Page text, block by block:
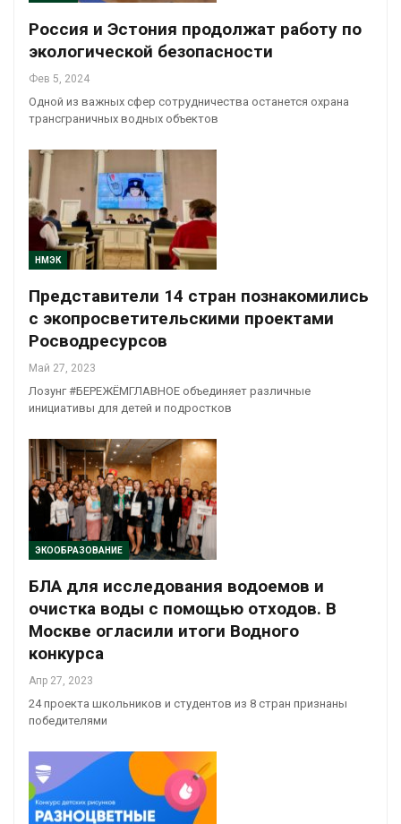
Россия и Эстония продолжат работу по
экологической безопасности
Фев 5, 2024
Одной из важных сфер сотрудничества останется охрана
трансграничных водных объектов
НМЭК
Представители 14 стран познакомились
с экопросветительскими проектами
Росводресурсов
Май 27, 2023
Лозунг #БЕРЕЖЁМГЛАВНОЕ объединяет различные
инициативы для детей и подростков
ЭКООБРАЗОВАНИЕ
БЛА для исследования водоемов и
очистка воды с помощью отходов. В
Москве огласили итоги Водного
конкурса
Апр 27, 2023
24 проекта школьников и студентов из 8 стран признаны
победителями